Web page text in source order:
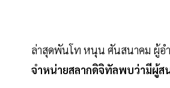
ล่าสุดพันโท หนุน ศันสนาคม ผู้อำ
จำหน่ายสลากดิจิทัลพบว่ามีผู้ส